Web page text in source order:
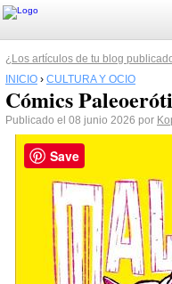
¿Los artículos de tu blog
INICIO › CULTURA Y OCIO
Cómics
Publicado el 08 junio 2026 por
Save